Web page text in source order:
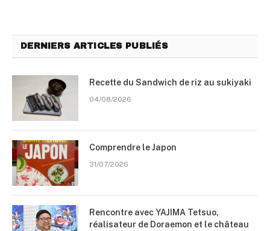
DERNIERS ARTICLES PUBLIÉS
Recette du Sandwich de riz au sukiyaki
04/08/2026
Comprendre le Japon
31/07/2026
Rencontre avec YAJIMA Tetsuo,
réalisateur de Doraemon et le château